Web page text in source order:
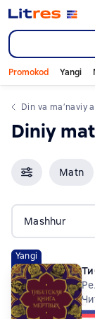
Promokod Yangi
din va ma’naviy
diniy
Matn
Mashhur
Yangi